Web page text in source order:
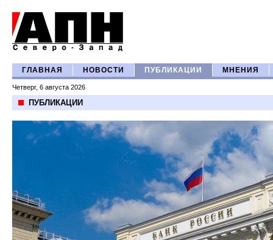
ГЛАВНАЯ НОВОСТИ ПУБЛИКАЦИИ МНЕНИЯ
Четверг, 6 августа 2026
ПУБЛИКАЦИИ